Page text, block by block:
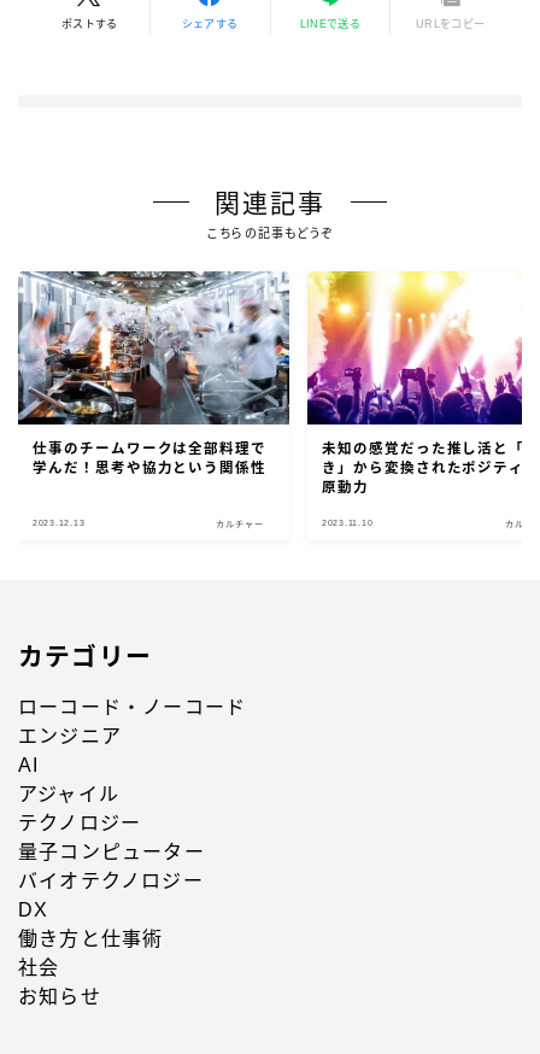
ポストする シェアする LINEで送る URLをコピー
関連記事
こちらの記事もどうぞ
仕事のチームワークは全部料理で
学んだ！思考や協力という関係性
2023.12.13 カルチャー
未知の感覚だった推し活と「好
き」から変換されたポジティ
原動力
2023.11.10 カルチ
カテゴリー
ローコード・ノーコード
エンジニア
AI
アジャイル
テクノロジー
量子コンピューター
バイオテクノロジー
DX
働き方と仕事術
社会
お知らせ